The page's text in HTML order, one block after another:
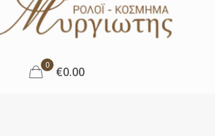
0 €0.00